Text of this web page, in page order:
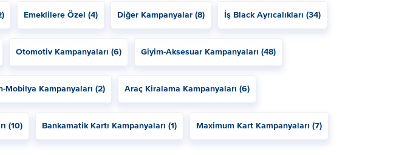
Emeklilere Özel (4) Diğer Kampanyalar (8) İş Black Ayrıcalıkları (34)
Otomotiv Kampanyaları (6) Giyim-Aksesuar Kampanyaları (48)
Mobilya Kampanyaları (2) Araç Kiralama Kampanyaları (6)
(10) Bankamatik Kartı Kampanyaları (1) Maximum Kart Kampanyaları (7)